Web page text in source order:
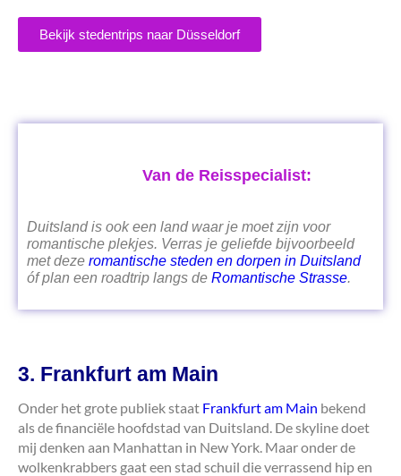
Bekijk stedentrips naar Düsseldorf
Van de Reisspecialist:
Duitsland is ook een land waar je moet zijn voor
romantische plekjes. Verras je geliefde bijvoorbeeld
met deze romantische steden en dorpen in Duitsland
óf plan een roadtrip langs de Romantische Strasse.
3. Frankfurt am Main
Onder het grote publiek staat Frankfurt am Main bekend
als de financiële hoofdstad van Duitsland. De skyline doet
mij denken aan Manhattan in New York. Maar onder de
wolkenkrabbers gaat een stad schuil die verrassend hip en